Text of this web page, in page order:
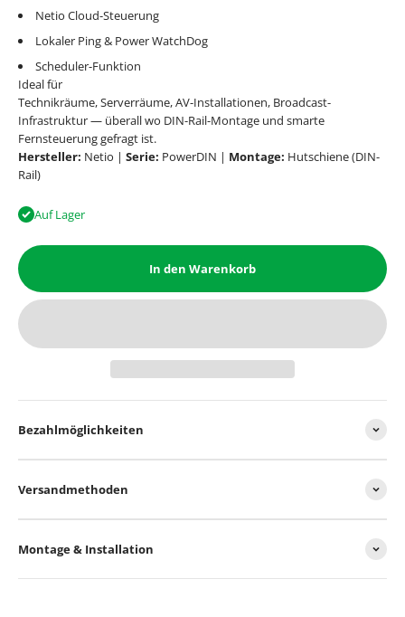
Netio Cloud-Steuerung
Lokaler Ping & Power WatchDog
Scheduler-Funktion
Ideal für
Technikräume, Serverräume, AV-Installationen, Broadcast-
Infrastruktur — überall wo DIN-Rail-Montage und smarte
Fernsteuerung gefragt ist.
Hersteller: Netio | Serie: PowerDIN | Montage: Hutschiene (DIN-
Rail)
Auf Lager
In den Warenkorb
Bezahlmöglichkeiten
Versandmethoden
Montage & Installation